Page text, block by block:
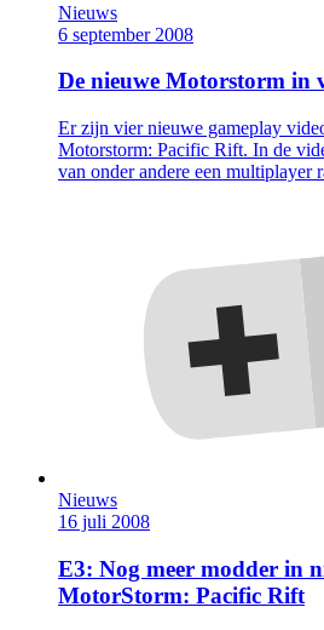
Nieuws
6 september 2008
De nieuwe Motorstorm in
Er zijn vier nieuwe gameplay
Motorstorm: Pacific Rift. In de
van onder andere een multiplayer
Nieuws
16 juli 2008
E3: Nog meer modder in
MotorStorm: Pacific Rift